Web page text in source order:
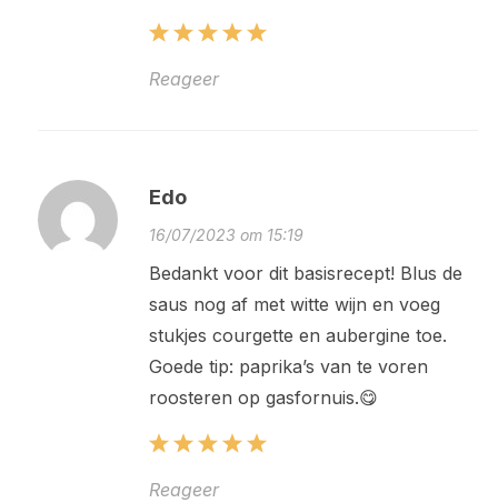
Reageer
Edo
16/07/2023 om 15:19
Bedankt voor dit basisrecept! Blus de
saus nog af met witte wijn en voeg
stukjes courgette en aubergine toe.
Goede tip: paprika’s van te voren
roosteren op gasfornuis.😋
Reageer